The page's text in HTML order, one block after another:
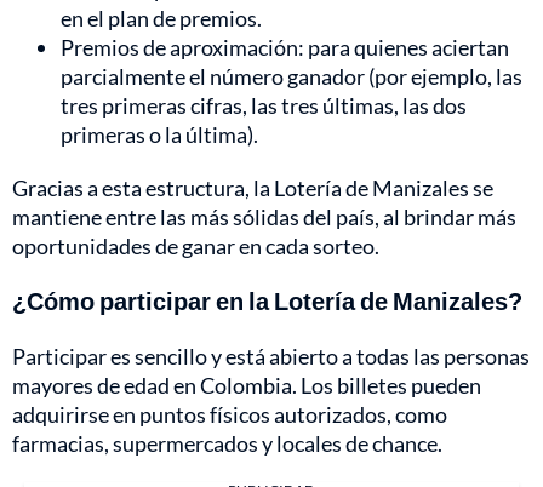
en el plan de premios.
Premios de aproximación: para quienes aciertan
parcialmente el número ganador (por ejemplo, las
tres primeras cifras, las tres últimas, las dos
primeras o la última).
Gracias a esta estructura, la Lotería de Manizales se
mantiene entre las más sólidas del país, al brindar más
oportunidades de ganar en cada sorteo.
¿Cómo participar en la Lotería de Manizales?
Participar es sencillo y está abierto a todas las personas
mayores de edad en Colombia. Los billetes pueden
adquirirse en puntos físicos autorizados, como
farmacias, supermercados y locales de chance.